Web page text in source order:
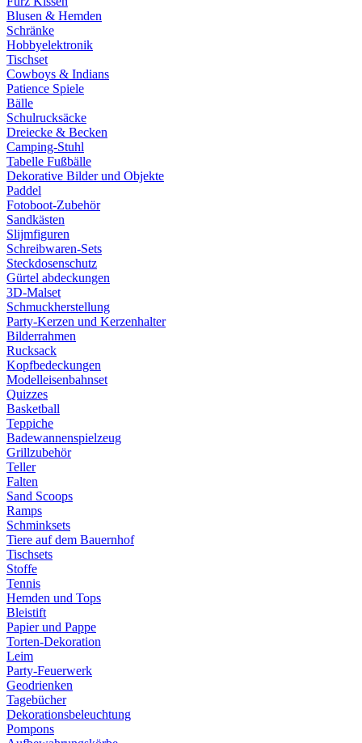
Blusen & Hemden
Schränke
Hobbyelektronik
Tischset
Cowboys & Indians
Patience Spiele
Bälle
Schulrucksäcke
Dreiecke & Becken
Camping-Stuhl
Tabelle Fußbälle
Dekorative Bilder und Objekte
Paddel
Fotoboot-Zubehör
Sandkästen
Slijmfiguren
Schreibwaren-Sets
Steckdosenschutz
Gürtel abdeckungen
3D-Malset
Schmuckherstellung
Party-Kerzen und Kerzenhalter
Bilderrahmen
Rucksack
Kopfbedeckungen
Modelleisenbahnset
Quizzes
Basketball
Teppiche
Badewannenspielzeug
Grillzubehör
Teller
Falten
Sand Scoops
Ramps
Schminksets
Tiere auf dem Bauernhof
Tischsets
Stoffe
Tennis
Hemden und Tops
Bleistift
Papier und Pappe
Torten-Dekoration
Leim
Party-Feuerwerk
Geodrienken
Tagebücher
Dekorationsbeleuchtung
Pompons